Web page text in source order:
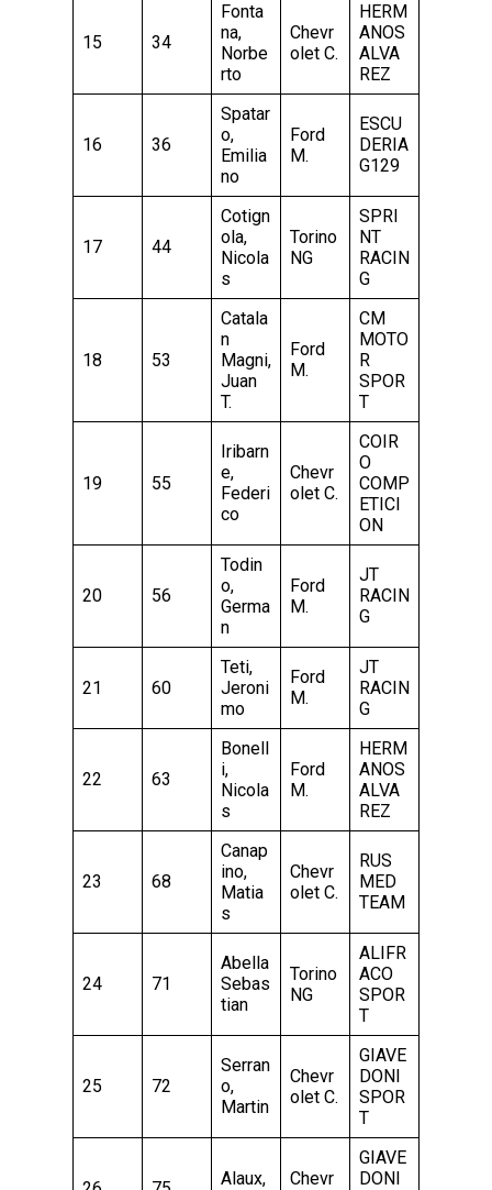
15 34
Fonta
na,
Norbe
rto
Chevr
olet C.
HERM
ANOS
ALVA
REZ
16 36
Spatar
o,
Emilia
no
Ford
M.
ESCU
DERIA
G129
17 44
Cotign
ola,
Nicola
s
Torino
NG
SPRI
NT
RACIN
G
18 53
Catala
n
Magni,
Juan
T.
Ford
M.
CM
MOTO
R
SPOR
T
19 55
Iribarn
e,
Federi
co
Chevr
olet C.
COIR
O
COMP
ETICI
ON
20 56
Todin
o,
Germa
n
Ford
M.
JT
RACIN
G
21 60
Teti,
Jeroni
mo
Ford
M.
JT
RACIN
G
22 63
Bonell
i,
Nicola
s
Ford
M.
HERM
ANOS
ALVA
REZ
23 68
Canap
ino,
Matia
s
Chevr
olet C.
RUS
MED
TEAM
24 71
Abella
Sebas
tian
Torino
NG
ALIFR
ACO
SPOR
T
25 72
Serran
o,
Martin
Chevr
olet C.
GIAVE
DONI
SPOR
T
Alaux,
Chevr
GIAVE
DONI